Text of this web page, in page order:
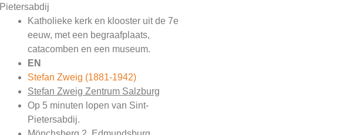
Pietersabdij
Katholieke kerk en klooster uit de 7e
eeuw, met een begraafplaats,
catacomben en een museum.
EN
Stefan Zweig (1881-1942)
Stefan Zweig Zentrum Salzburg
Op 5 minuten lopen van Sint-
Pietersabdij.